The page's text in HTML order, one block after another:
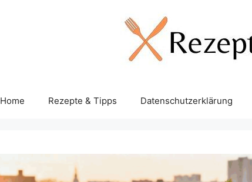
Home Rezepte & Tipps Datenschutzerklärung